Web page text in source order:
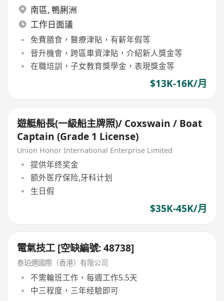
南區, 鴨脷洲
工作日面議
免費膳食，醫療津貼，有薪年假等
晉升機會，跨區車資津貼，介紹新人獎金等
在職培訓，子女教育獎學金，表現獎金等
$13K-16K/月
遊艇船長(一級船主牌照)/ Coxswain / Boat
Captain (Grade 1 License)
Union Honor International Enterprise Limited
提供年终奖金
额外医疗保险,牙科计划
生日假
$35K-45K/月
電氣技工 [空缺編號: 48738]
泰珀邇國際（香港）有限公司
不需輪班工作，每週工作5.5天
中三程度，三年经驗即可